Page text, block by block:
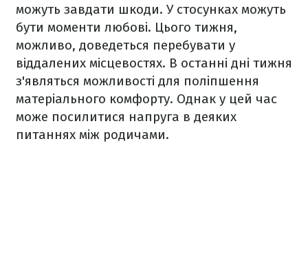
можуть завдати шкоди. У стосунках можуть
бути моменти любові. Цього тижня,
можливо, доведеться перебувати у
віддалених місцевостях. В останні дні тижня
з'являться можливості для поліпшення
матеріального комфорту. Однак у цей час
може посилитися напруга в деяких
питаннях між родичами.